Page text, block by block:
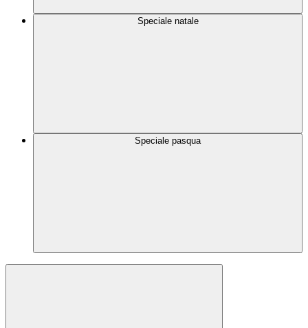
Speciale natale
Speciale pasqua